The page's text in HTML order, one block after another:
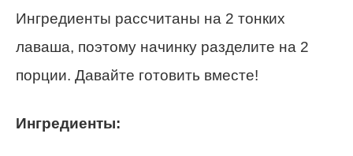
Ингредиенты рассчитаны на 2 тонких
лаваша, поэтому начинку разделите на 2
порции. Давайте готовить вместе!
Ингредиенты: